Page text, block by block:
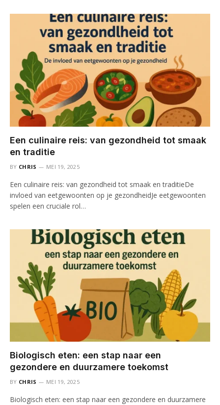
Een culinaire reis: van gezondheid tot smaak
en traditie
BY CHRIS MEI 19, 2025
Een culinaire reis: van gezondheid tot smaak en traditieDe
invloed van eetgewoonten op je gezondheidJe eetgewoonten
spelen een cruciale rol…
Biologisch eten: een stap naar een
gezondere en duurzamere toekomst
BY CHRIS MEI 19, 2025
Biologisch eten: een stap naar een gezondere en duurzamere